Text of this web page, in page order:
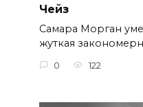
Чейз
Самара Морган
жуткая
0 122